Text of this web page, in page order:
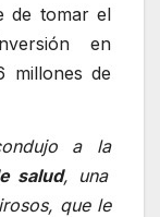
de tomar el
en
millones de
a la
salud, una
que le